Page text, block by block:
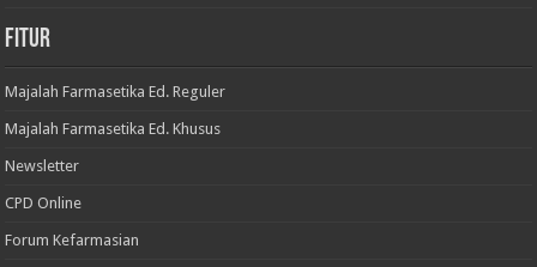
Fitur
Majalah Farmasetika Ed. Reguler
Majalah Farmasetika Ed. Khusus
Newsletter
CPD Online
Forum Kefarmasian